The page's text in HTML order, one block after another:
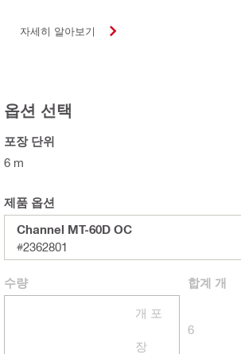
자세히 알아보기
옵션 선택
포장 단위
6 m
제품 옵션
Channel MT-60D OC
#2362801
수량
개 포
장
합계 개
6